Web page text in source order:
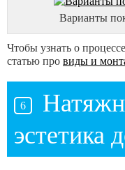
Варианты
Чтобы узнать о
статью про виды и
эстетика